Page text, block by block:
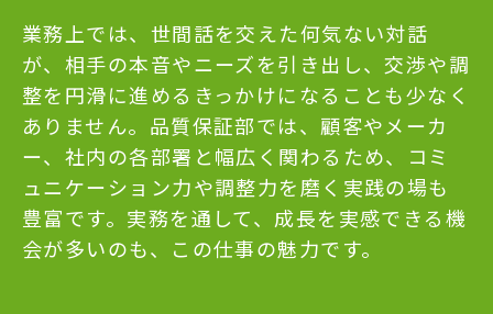
業務上では、世間話を交えた何気ない対話
が、相手の本音やニーズを引き出し、交渉や調
整を円滑に進めるきっかけになることも少なく
ありません。品質保証部では、顧客やメーカ
ー、社内の各部署と幅広く関わるため、コミ
ュニケーション力や調整力を磨く実践の場も
豊富です。実務を通して、成長を実感できる機
会が多いのも、この仕事の魅力です。